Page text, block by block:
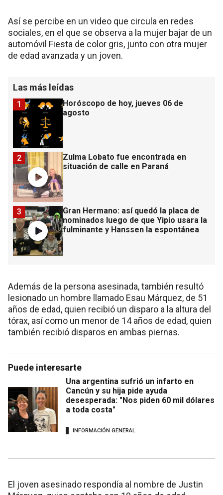
Así se percibe en un video que circula en redes
sociales, en el que se observa a la mujer bajar de un
automóvil Fiesta de color gris, junto con otra mujer
de edad avanzada y un joven.
Las más leídas
Horóscopo de hoy, jueves 06 de
agosto
1
Zulma Lobato fue encontrada en
situación de calle en Paraná
2
Gran Hermano: así quedó la placa de
nominados luego de que Yipio usara la
fulminante y Hanssen la espontánea
3
Además de la persona asesinada, también resultó
lesionado un hombre llamado Esau Márquez, de 51
años de edad, quien recibió un disparo a la altura del
tórax, así como un menor de 14 años de edad, quien
también recibió disparos en ambas piernas.
Puede interesarte
Una argentina sufrió un infarto en
Cancún y su hija pide ayuda
desesperada: "Nos piden 60 mil dólares
a toda costa"
INFORMACIÓN GENERAL
El joven asesinado respondía al nombre de Justin